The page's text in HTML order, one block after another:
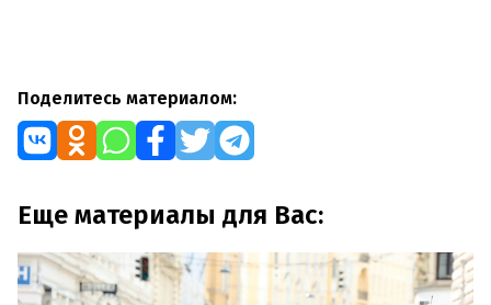
Поделитесь материалом:
Еще материалы для Вас: